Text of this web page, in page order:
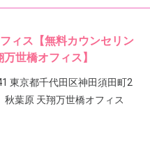
ィス【無料カウンセリン
世橋オフィス】
東京都千代田区神田須田町2
葉原 天翔万世橋オフィス